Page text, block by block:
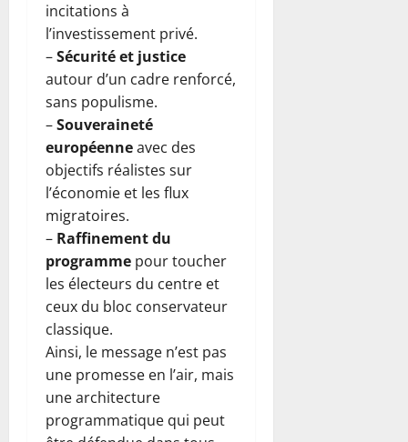
incitations à
l’investissement privé.
–Sécurité et justice
autour d’un cadre renforcé,
sans populisme.
–Souveraineté
européenneavec des
objectifs réalistes sur
l’économie et les flux
migratoires.
– Raffinement du
programme pour toucher
les électeurs du centre et
ceux du bloc conservateur
classique.
Ainsi, le message n’est pas
une promesse en l’air, mais
une architecture
programmatique qui peut